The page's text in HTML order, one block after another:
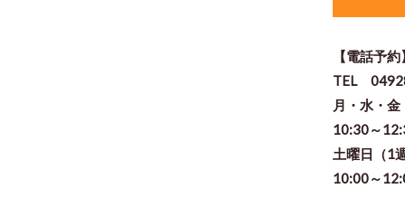
【電話予約
TEL
月・水・
10:30～
土曜日（1
10:00～